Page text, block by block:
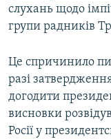
слухань щодо
групи радників
Це спричинило
разі
догодити
висновки
Росії у